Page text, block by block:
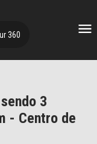
360
3
- Centro de